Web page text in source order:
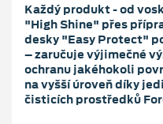
Každý produkt - od
"High Shine" přes
desky "Easy Protect"
– zaručuje výjimečné
ochranu jakéhokoli
na vyšší úroveň díky
čisticích prostředků